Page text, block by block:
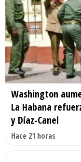
Washington
La Habana
y Díaz-Canel
Hace 21 horas